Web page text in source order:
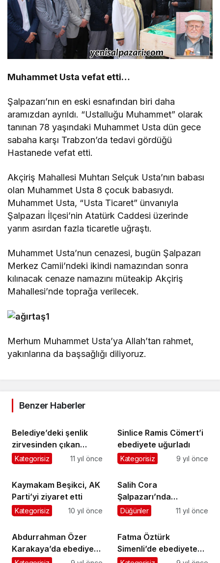
Muhammet Usta vefat etti…
Şalpazarı’nın en eski esnafından biri daha
aramızdan ayrıldı. “Ustalluğu Muhammet” olarak
tanınan 78 yaşındaki Muhammet Usta dün gece
sabaha karşı Trabzon’da tedavi gördüğü
Hastanede vefat etti.
Akçiriş Mahallesi Muhtarı Selçuk Usta’nın babası
olan Muhammet Usta 8 çocuk babasıydı.
Muhammet Usta, “Usta Ticaret” ünvanıyla
Şalpazarı İlçesi’nin Atatürk Caddesi üzerinde
yarım asırdan fazla ticaretle uğraştı.
Muhammet Usta’nun cenazesi, bugün Şalpazarı
Merkez Camii’ndeki ikindi namazından sonra
kılınacak cenaze namazını müteakip Akçiriş
Mahallesi’nde toprağa verilecek.
Merhum Muhammet Usta’ya Allah’tan rahmet,
yakınlarına da başsağlığı diliyoruz.
Benzer Haberler
Belediye’deki şenlik
zirvesinden çıkan
sonuç: Şenlikler
Kategorisiz 11 yıl önce
Sinlice Ramis Cömert’i
ebediyete uğurladı
Kategorisiz 9 yıl önce
Kaymakam Beşikci, AK
Parti’yi ziyaret etti
Kategorisiz 10 yıl önce
Salih Cora
Şalpazarı’nda
partililerle kucaklaştı
Düğünler 11 yıl önce
Abdurrahman Özer
Karakaya’da ebediyete
uğurlandı
Fatma Öztürk
Simenli’de ebediyete
uğurlandı